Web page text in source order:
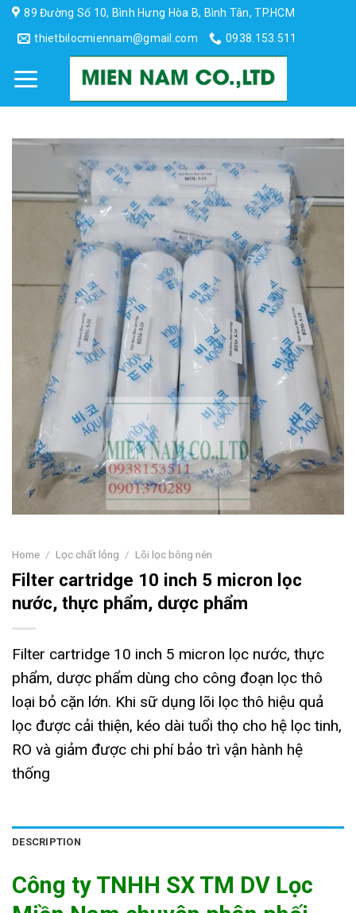
Skip
content
89 Đường Số 10, Bình Hưng Hòa B, Bình Tân, TP.HCM
thietbilocmiennam@gmail.com
0938.153.511
Home / Lọc chất lỏng / Lõi lọc bông nén
Filter cartridge 10 inch 5 micron lọc
nước, thực phẩm, dược phẩm
Filter cartridge 10 inch 5 micron lọc nước, thực
phẩm, dược phẩm dùng cho công đoạn lọc thô
loại bỏ cặn lớn. Khi sữ dụng lõi lọc thô hiệu quả
lọc được cải thiện, kéo dài tuổi thọ cho hệ lọc tinh,
RO và giảm được chi phí bảo trì vận hành hệ
thống
DESCRIPTION
Công ty TNHH SX TM DV Lọc